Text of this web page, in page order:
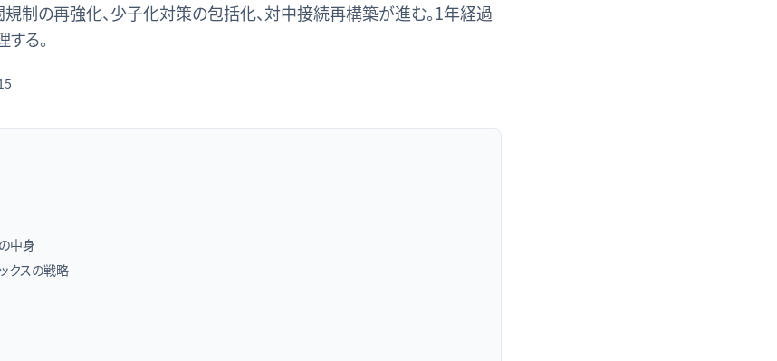
規制の再強化、少子化対策の包括化、対中接続再構築が進む。1年経過
る。
中身
クスの戦略